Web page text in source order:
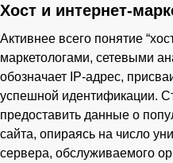
Хост и интернет-
Активнее всего понятие
маркетологами, сетевыми
обозначает IP-адрес,
успешной идентификации.
предоставить данные о
сайта, опираясь на число
сервера, обслуживаемого